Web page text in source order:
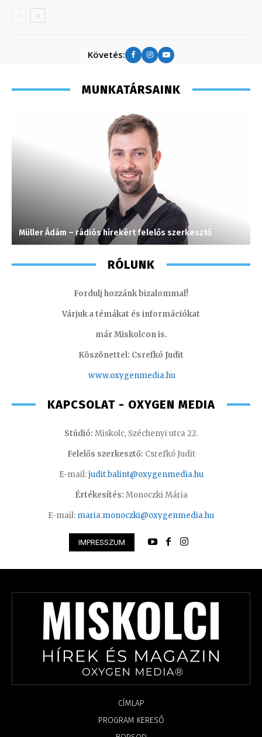
Követés:
MUNKATÁRSAINK
Müller Ádám – rádiós hírekért felelős szerkesztő
RÓLUNK
Fordulj hozzánk bizalommal!
Várjuk a témákat és információkat
már Miskolcon is.
Köszönettel: Csrefkó Judit
www.oxygenmedia.hu
KAPCSOLAT - OXYGEN MEDIA
Stúdió: Miskolc, Széchenyi utca 22.
Felelős szerkesztő: Csrefkó Judit
E-mail:judit.balint@oxygenmedia.hu
Értékesítés: Monoczki Mária
E-mail: maria.monoczki@oxygenmedia.hu
IMPRESSZUM
CÍMLAP
PROGRAM KERESŐ